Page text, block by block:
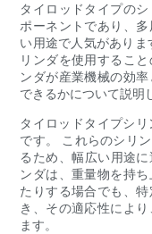
タイロッドタイプの
ポーネントであり、
い用途で人気があり
リンダを使用するこ
ンダが産業機械の効
できるかについて説明
タイロッドタイプシ
です。 これらのシリ
るため、幅広い用途
ンダは、重量物を持
たりする場合でも、
き、その適応性によ
ます。